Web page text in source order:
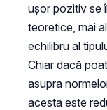
ușor pozitiv se
teoretice, mai
echilibru al
Chiar dacă
asupra
acesta este